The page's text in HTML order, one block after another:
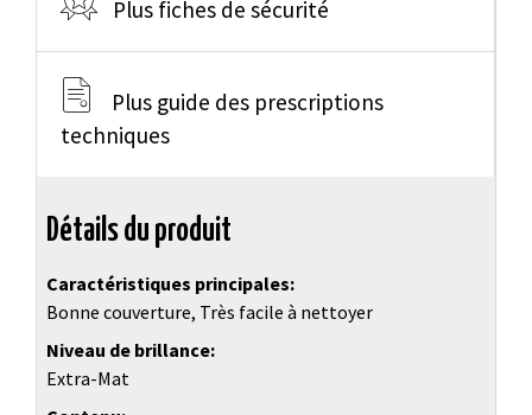
Plus fiches de sécurité
Plus guide des prescriptions
techniques
Détails du produit
Caractéristiques principales
Bonne couverture, Très facile à nettoyer
Niveau de brillance
Extra-Mat